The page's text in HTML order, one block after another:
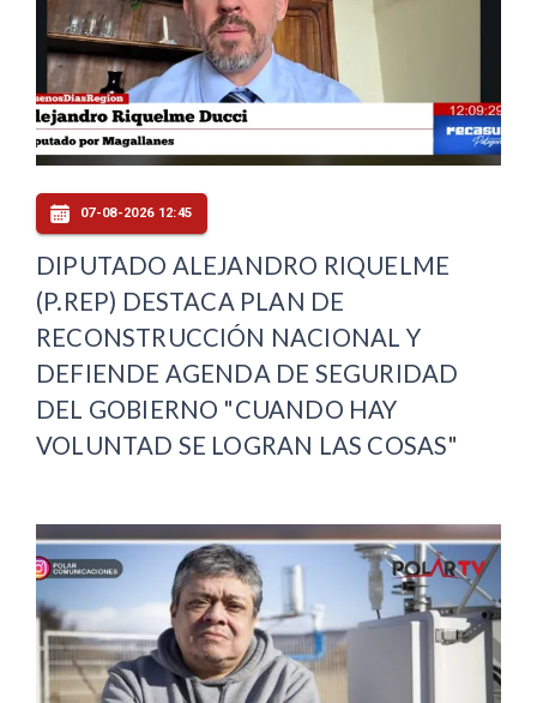
07-08-2026 12:45
DIPUTADO ALEJANDRO RIQUELME
(P.REP) DESTACA PLAN DE
RECONSTRUCCIÓN NACIONAL Y
DEFIENDE AGENDA DE SEGURIDAD
DEL GOBIERNO "CUANDO HAY
VOLUNTAD SE LOGRAN LAS COSAS"